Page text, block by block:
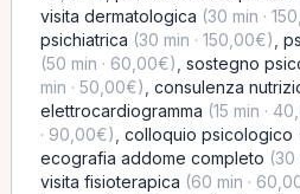
visita dermatologica (30 min ·
psichiatrica (30 min · 150,00€)
(50 min · 60,00€) sostegno
min · 50,00€) consulenza
elettrocardiogramma (15 min ·
· 90,00€) colloquio psicologico
ecografia addome completo (30
visita fisioterapica (60 min ·